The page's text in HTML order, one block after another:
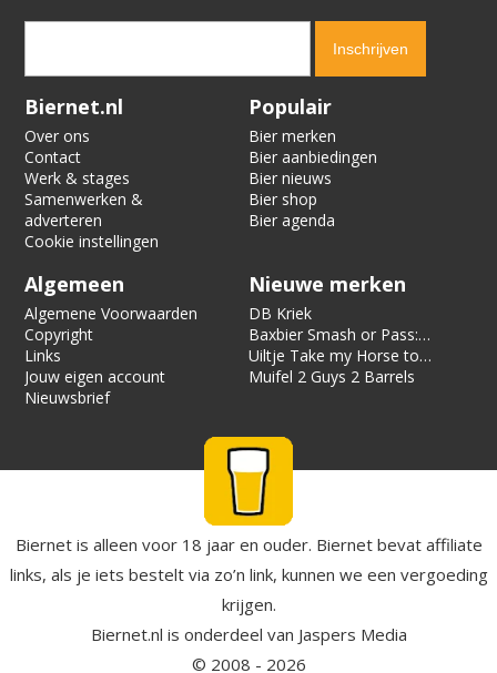
Verification code:
Biernet.nl
Over ons
Contact
Werk & stages
Samenwerken &
adverteren
Cookie instellingen
Populair
Bier merken
Bier aanbiedingen
Bier nieuws
Bier shop
Bier agenda
Algemeen
Algemene Voorwaarden
Copyright
Links
Jouw eigen account
Nieuwsbrief
Nieuwe merken
DB Kriek
Baxbier Smash or Pass:
Strata
Uiltje Take my Horse to
the Hotel Room
Muifel 2 Guys 2 Barrels
Biernet is alleen voor 18 jaar en ouder. Biernet bevat affiliate
links, als je iets bestelt via zo’n link, kunnen we een vergoeding
krijgen.
Biernet.nl is onderdeel van Jaspers Media
© 2008 - 2026